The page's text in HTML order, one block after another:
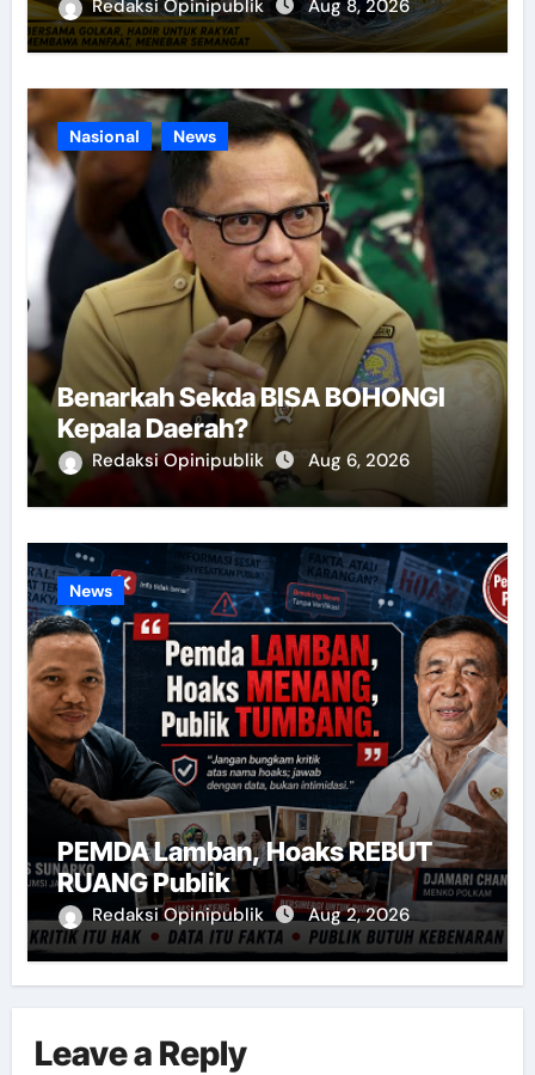
Redaksi Opinipublik Aug 8, 2026
Nasional News
Benarkah Sekda BISA BOHONGI
Kepala Daerah?
Redaksi Opinipublik Aug 6, 2026
News
PEMDA Lamban, Hoaks REBUT
RUANG Publik
Redaksi Opinipublik Aug 2, 2026
Leave a Reply